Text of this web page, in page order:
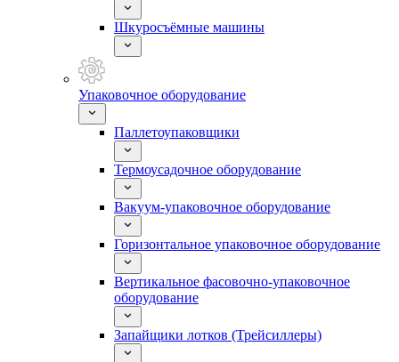
Шкуросъёмные машины
Упаковочное оборудование
Паллетоупаковщики
Термоусадочное оборудование
Вакуум-упаковочное оборудование
Горизонтальное упаковочное оборудование
Вертикальное фасовочно-упаковочное
оборудование
Запайщики лотков (Трейсиллеры)